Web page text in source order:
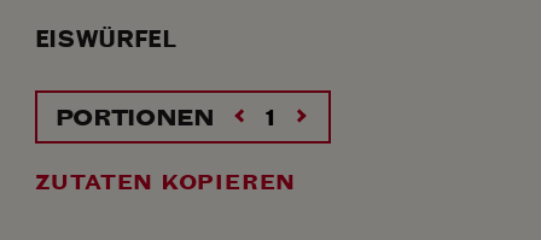
EISWÜRFEL
PORTIONEN
ZUTATEN KOPIEREN